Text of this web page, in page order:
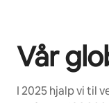
Vår
I 2025 hjalp vi til